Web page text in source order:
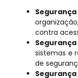
contra
sistemas e
de